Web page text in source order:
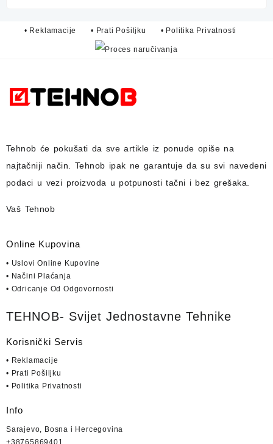
• Reklamacije • Prati Pošiljku • Politika Privatnosti
Tehnob će pokušati da sve artikle iz ponude opiše na
najtačniji način. Tehnob ipak ne garantuje da su svi navedeni
podaci u vezi proizvoda u potpunosti tačni i bez grešaka.
Vaš Tehnob
Online Kupovina
• Uslovi Online Kupovine
• Načini Plaćanja
• Odricanje Od Odgovornosti
TEHNOB- Svijet Jednostavne Tehnike
Korisnički Servis
• Reklamacije
• Prati Pošiljku
• Politika Privatnosti
Info
Sarajevo, Bosna i Hercegovina
+38765869401